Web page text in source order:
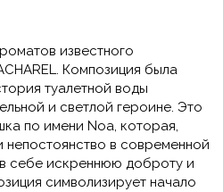
известного
Композиция была
туалетной воды
и светлой героине. Это
по имени Noa, которая,
непостоянство в современной
себе искреннюю доброту и
символизирует начало